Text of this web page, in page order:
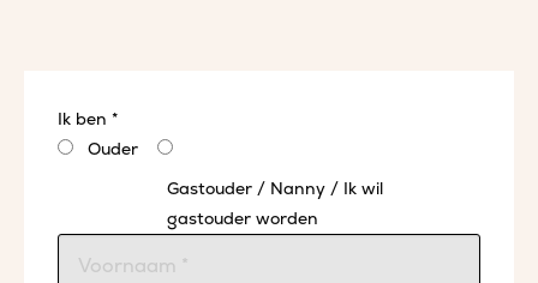
Ik ben *
Ouder
Gastouder / Nanny / Ik wil
gastouder worden